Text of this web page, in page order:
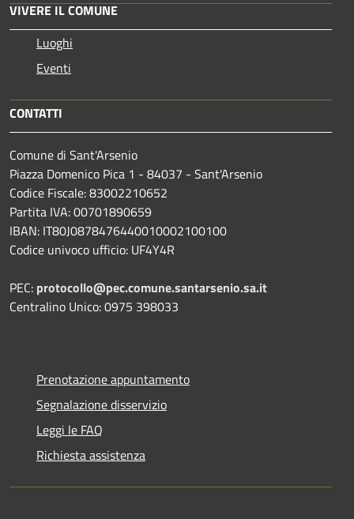
VIVERE IL COMUNE
Luoghi
Eventi
CONTATTI
Comune di Sant'Arsenio
Piazza Domenico Pica 1 - 84037 - Sant'Arsenio
Codice Fiscale: 83002210652
Partita IVA: 00701890659
IBAN: IT80J0878476440010002100100
Codice univoco ufficio: UF4Y4R
PEC: protocollo@pec.comune.santarsenio.sa.it
Centralino Unico: 0975 398033
Prenotazione appuntamento
Segnalazione disservizio
Leggi le FAQ
Richiesta assistenza